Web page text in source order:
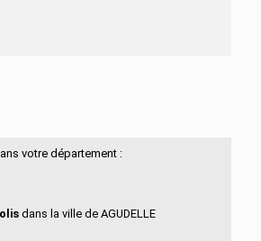
votre département :
dans la ville de AGUDELLE